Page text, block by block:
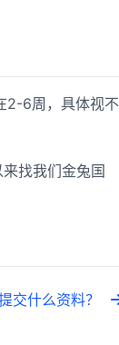
2-6周，具体视不
找我们金兔国
交什么资料？